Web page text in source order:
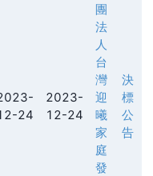
24
2023-
12-24
團
法
人
台
灣
迎
曦
家
庭
發
決
標
公
告